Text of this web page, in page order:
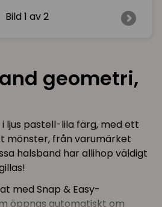
Bild 1 av 2
geometri,
ljus pastell-lila färg, med ett
mönster, från varumärket
halsband har allihop väldigt
med Snap & Easy-
öppnas automatiskt om